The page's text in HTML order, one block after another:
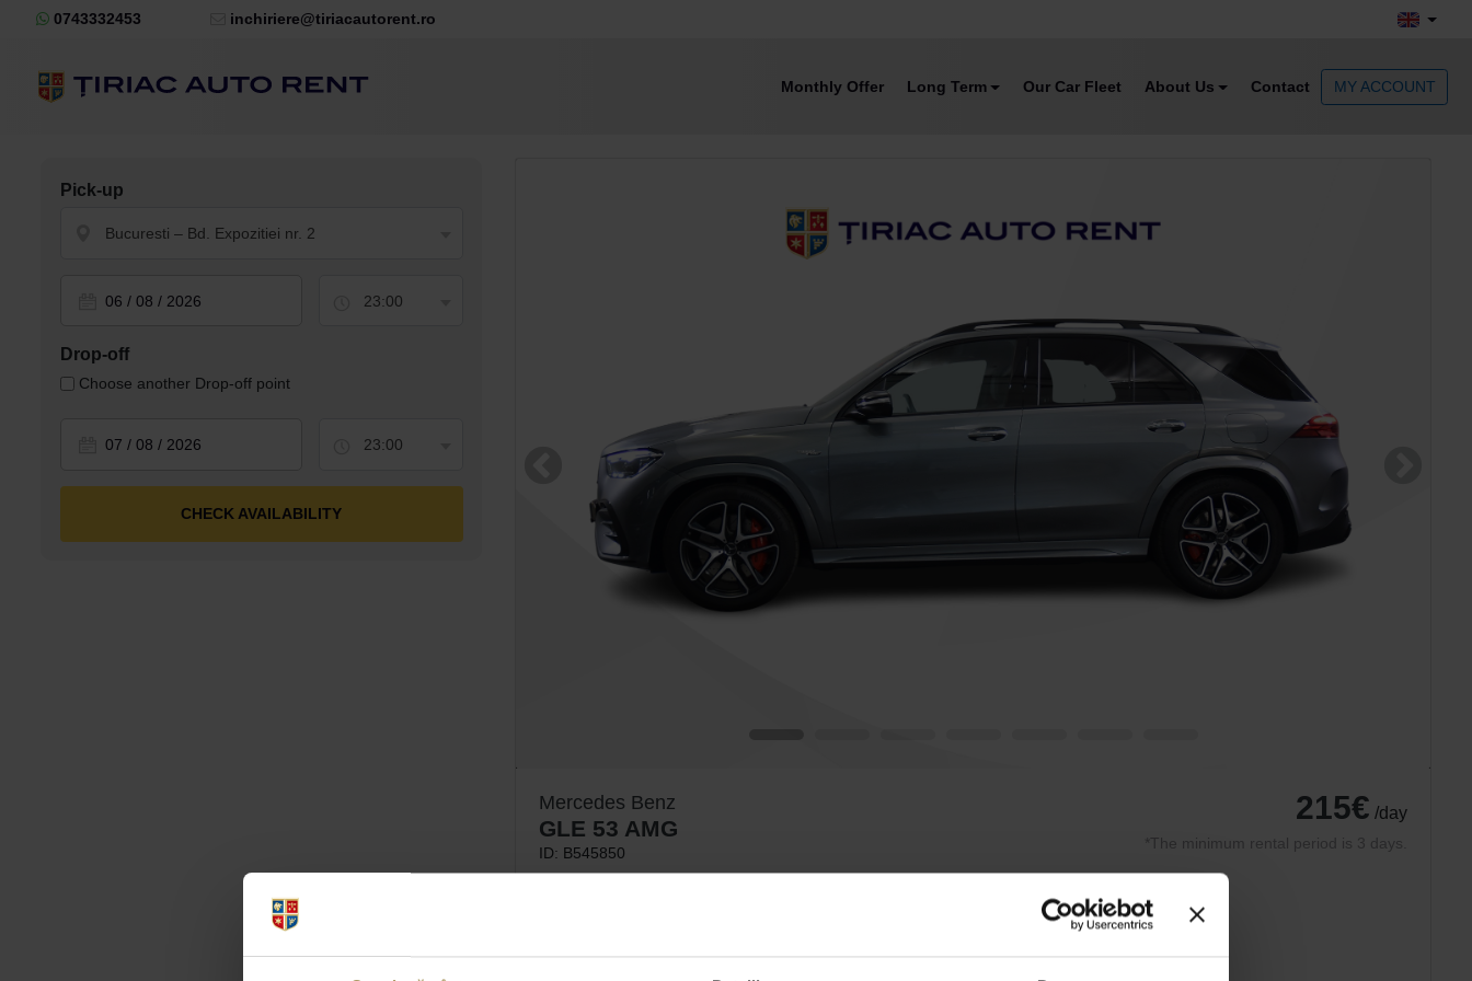
0743332453 inchiriere@tiriacautorent.ro
Monthly Offer Long Term Our Car Fleet About Us Contact MY ACCOUNT
Mercedes Benz
GLE 53 AMG
ID: B545850
215€ /day
*The minimum rental period is 3 days.
Car insurance
Roadside assistance
Pick-up
Bucuresti – Bd. Expozitiei nr. 2
23:00
Drop-off
Choose another Drop-off point
23:00
CHECK AVAILABILITY